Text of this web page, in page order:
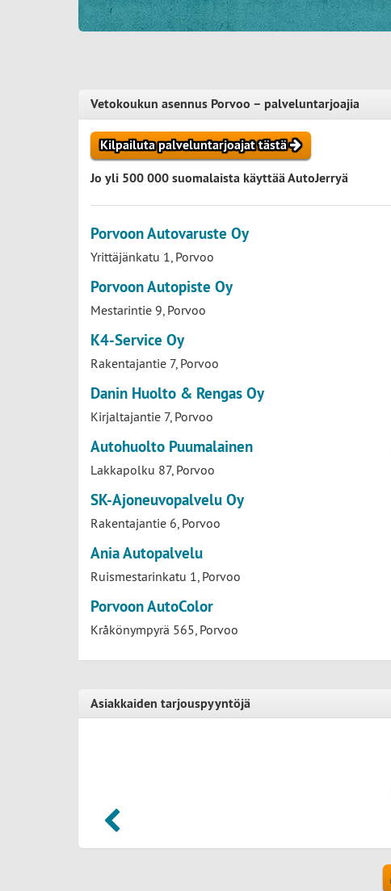
Vetokoukun asennus Porvoo – palveluntarjoajia
Kilpailuta palveluntarjoajat tästä
Jo yli 500 000 suomalaista käyttää AutoJerryä
Porvoon Autovaruste Oy
Yrittäjänkatu 1, Porvoo
Porvoon Autopiste Oy
Mestarintie 9, Porvoo
K4-Service Oy
Rakentajantie 7, Porvoo
Danin Huolto & Rengas Oy
Kirjaltajantie 7, Porvoo
Autohuolto Puumalainen
Lakkapolku 87, Porvoo
SK-Ajoneuvopalvelu Oy
Rakentajantie 6, Porvoo
Ania Autopalvelu
Ruismestarinkatu 1, Porvoo
Porvoon AutoColor
Kråkönympyrä 565, Porvoo
Asiakkaiden tarjouspyyntöjä